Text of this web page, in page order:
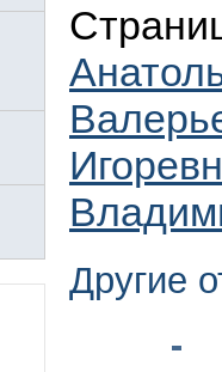
Другие